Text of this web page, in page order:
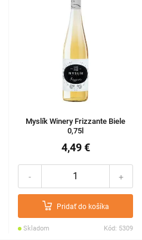
Myslík Winery Frizzante Biele
0,75l
4,49 €
- +
Pridať do košíka
Skladom Kód: 5309